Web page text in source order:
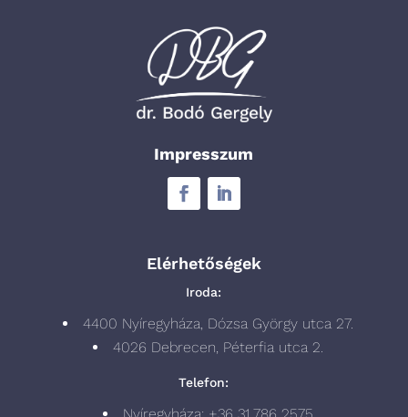
Impresszum
Elérhetőségek
Iroda:
4400 Nyíregyháza, Dózsa György utca 27.
4026 Debrecen, Péterfia utca 2.
Telefon: